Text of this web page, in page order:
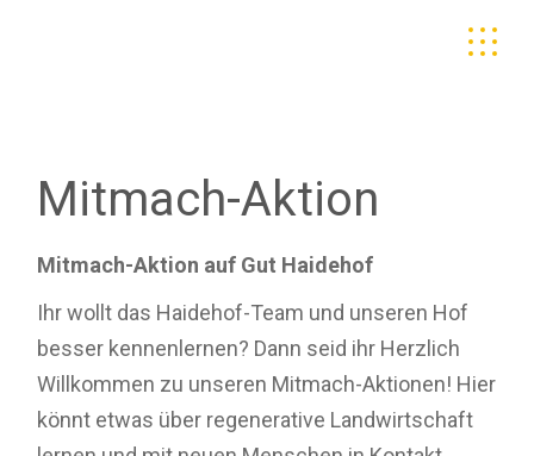
Mitmach-Aktion
Mitmach-Aktion auf Gut Haidehof
Ihr wollt das Haidehof-Team und unseren Hof
besser kennenlernen? Dann seid ihr Herzlich
Willkommen zu unseren Mitmach-Aktionen! Hier
könnt etwas über regenerative Landwirtschaft